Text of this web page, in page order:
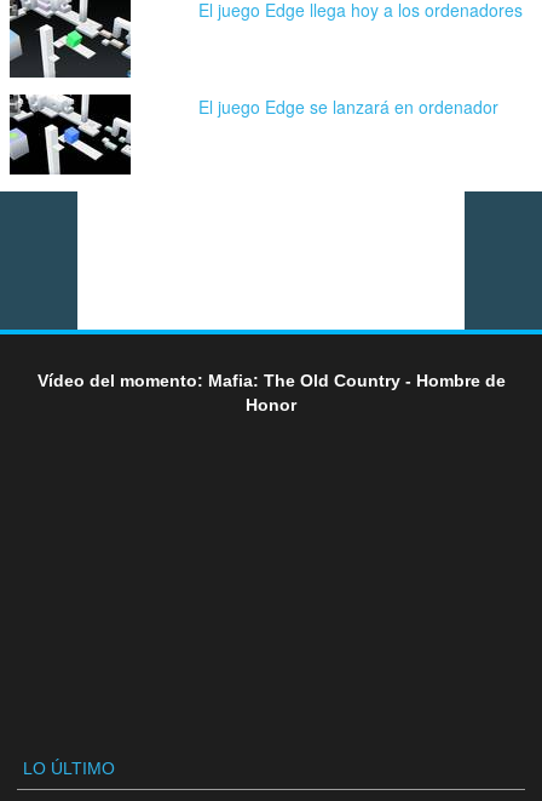
El juego Edge llega hoy a los ordenadores
El juego Edge se lanzará en ordenador
Vídeo del momento: Mafia: The Old Country - Hombre de
Honor
LO ÚLTIMO